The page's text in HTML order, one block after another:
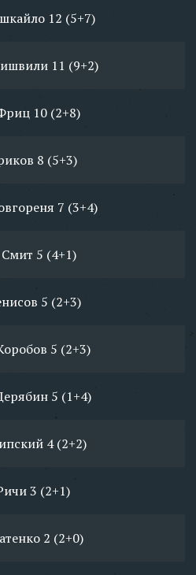
12 (5+7)
11 (9+2)
10 (2+8)
8 (5+3)
7 (3+4)
5 (4+1)
5 (2+3)
5 (2+3)
5 (1+4)
4 (2+2)
3 (2+1)
2 (2+0)